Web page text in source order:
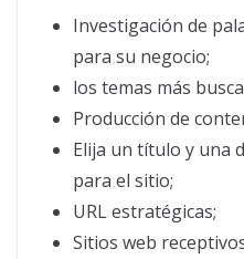
Investigación de
para su negocio;
los temas más
Producción de
Elija un título y una
para el sitio;
URL estratégicas;
Sitios web